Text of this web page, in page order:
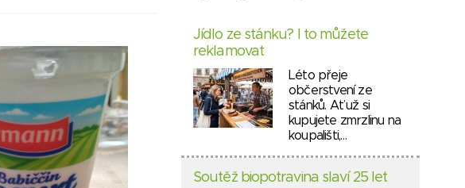
Jídlo ze stánku? I to můžete
reklamovat
Léto přeje
občerstvení ze
stánků. Ať už si
kupujete zmrzlinu na
koupališti,…
Soutěž biopotravina slaví 25 let